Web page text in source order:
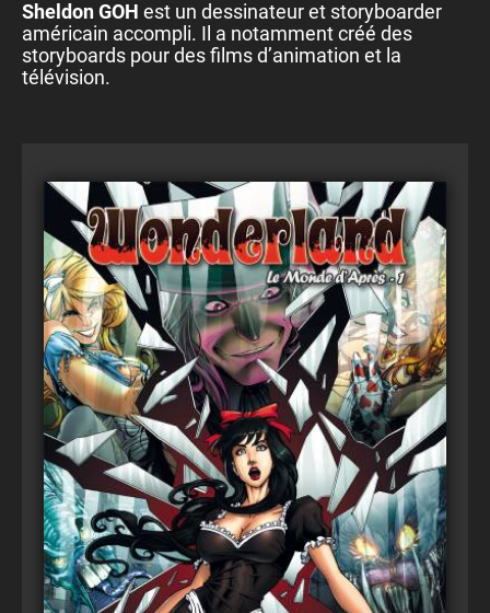
Sheldon GOH est un dessinateur et storyboarder
américain accompli. Il a notamment créé des
storyboards pour des films d’animation et la
télévision.